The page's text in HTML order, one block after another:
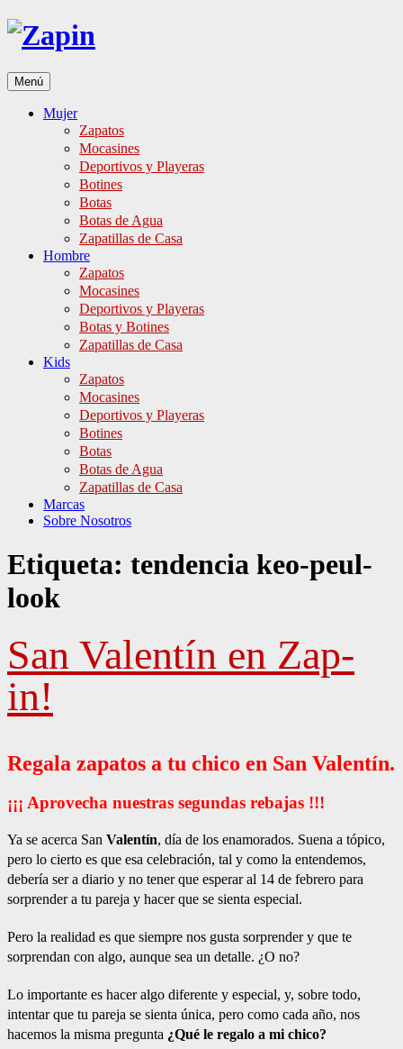
Ir
Menú
Mujer
Zapatos
Mocasines
Deportivos y Playeras
Botines
Botas
Botas de Agua
Zapatillas de Casa
Hombre
Zapatos
Mocasines
Deportivos y Playeras
Botas y Botines
Zapatillas de Casa
Kids
Zapatos
Mocasines
Deportivos y Playeras
Botines
Botas
Botas de Agua
Zapatillas de Casa
Marcas
Sobre Nosotros
Etiqueta: tendencia keo-peul-
look
San Valentín en Zap-
in!
Regala zapatos a tu chico en San Valentín.
¡¡¡ Aprovecha nuestras segundas rebajas !!!
Ya se acerca San Valentín, día de los enamorados. Suena a tópico,
pero lo cierto es que esa celebración, tal y como la entendemos,
debería ser a diario y no tener que esperar al 14 de febrero para
sorprender a tu pareja y hacer que se sienta especial.
Pero la realidad es que siempre nos gusta sorprender y que te
sorprendan con algo, aunque sea un detalle. ¿O no?
Lo importante es hacer algo diferente y especial, y, sobre todo,
intentar que tu pareja se sienta única, pero como cada año, nos
hacemos la misma pregunta ¿Qué le regalo a mi chico?